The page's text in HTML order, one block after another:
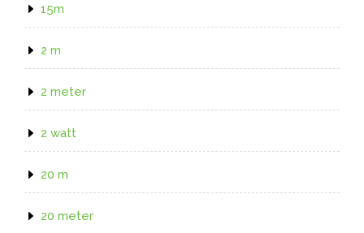
15m
2 m
2 meter
2 watt
20 m
20 meter